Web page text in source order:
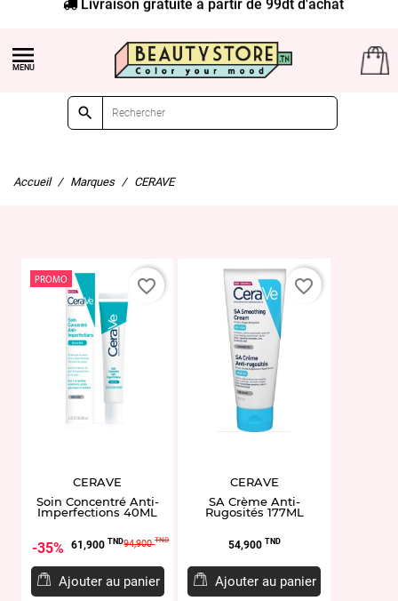


Accueil Marques CERAVE
PROMO
CERAVE
Soin Concentré Anti-
Imperfections 40ML
35% Prix
61,900 TNDPrix
base
94,900TND
Ajouter au panier
favorite_border
CERAVE
SA Crème Anti-
Rugosités 177ML
Prix
54,900 TND
Ajouter au panier
favorite_border